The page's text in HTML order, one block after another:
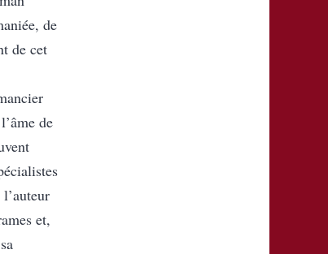
de
de cet
de
et,